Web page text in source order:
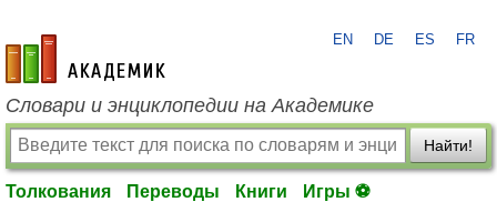
academic.ru
EN DE ES FR
Словари и энциклопедии на Академике
Найти!
Толкования Переводы Книги Игры ⚽